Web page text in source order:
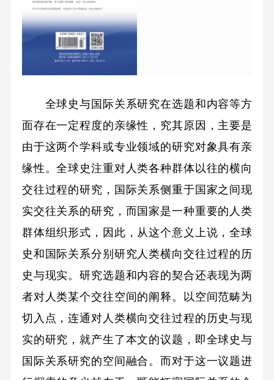
全球史与国际关系研究在选题和内容等方
面存在一定程度的亲缘性，究其原因，主要是
由于这两个学科或专业领域的研究对象具有亲
缘性。全球史注重对人类各种群体以往的横向
交往过程的研究，国际关系侧重于国家之间现
实交往关系的研究，而国家是一种重要的人类
群体组织形式，因此，从这个意义上说，全球
史和国际关系分别研究人类横向交往过程的历
史与现实。研究选题和内容的契合还表现为两
者对人类某个交往空间的阐释。以空间范畴为
切入点，连通对人类横向交往过程的历史与现
实的研究，就产生了本文的议题，即全球史与
国际关系研究的空间融合。而对于这一议题进